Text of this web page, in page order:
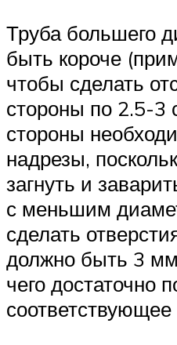
Труба большего
быть короче
чтобы сделать
стороны по 2.5-3
стороны
надрезы,
загнуть и
с меньшим
сделать
должно быть 3
чего достаточно
соответствующее